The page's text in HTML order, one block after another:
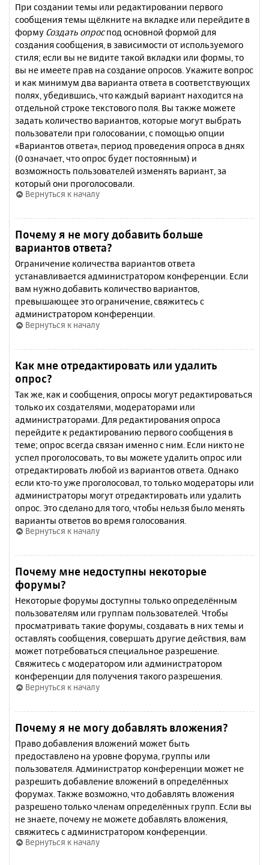
При создании темы или редактировании первого
сообщения темы щёлкните на вкладке или перейдите в
форму Создать опроспод основной формой для
создания сообщения, в зависимости от используемого
стиля; если вы не видите такой вкладки или формы, то
вы не имеете прав на создание опросов. Укажите вопрос
и как минимум два варианта ответа в соответствующих
полях, убедившись, что каждый вариант находится на
отдельной строке текстового поля. Вы также можете
задать количество вариантов, которые могут выбрать
пользователи при голосовании, с помощью опции
«Вариантов ответа», период проведения опроса в днях
(0 означает, что опрос будет постоянным) и
возможность пользователей изменять вариант, за
который они проголосовали.
Вернуться к началу
Почему я не могу добавить больше
вариантов ответа?
Ограничение количества вариантов ответа
устанавливается администратором конференции. Если
вам нужно добавить количество вариантов,
превышающее это ограничение, свяжитесь с
администратором конференции.
Вернуться к началу
Как мне отредактировать или удалить
опрос?
Так же, как и сообщения, опросы могут редактироваться
только их создателями, модераторами или
администраторами. Для редактирования опроса
перейдите к редактированию первого сообщения в
теме; опрос всегда связан именно с ним. Если никто не
успел проголосовать, то вы можете удалить опрос или
отредактировать любой из вариантов ответа. Однако
если кто-то уже проголосовал, то только модераторы или
администраторы могут отредактировать или удалить
опрос. Это сделано для того, чтобы нельзя было менять
варианты ответов во время голосования.
Вернуться к началу
Почему мне недоступны некоторые
форумы?
Некоторые форумы доступны только определённым
пользователям или группам пользователей. Чтобы
просматривать такие форумы, создавать в них темы и
оставлять сообщения, совершать другие действия, вам
может потребоваться специальное разрешение.
Свяжитесь с модератором или администратором
конференции для получения такого разрешения.
Вернуться к началу
Почему я не могу добавлять вложения?
Право добавления вложений может быть
предоставлено на уровне форума, группы или
пользователя. Администратор конференции может не
разрешить добавление вложений в определённых
форумах. Также возможно, что добавлять вложения
разрешено только членам определённых групп. Если вы
не знаете, почему не можете добавлять вложения,
свяжитесь с администратором конференции.
Вернуться к началу